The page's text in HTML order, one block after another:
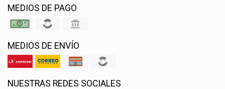
MEDIOS DE PAGO
MEDIOS DE ENVÍO
NUESTRAS REDES SOCIALES